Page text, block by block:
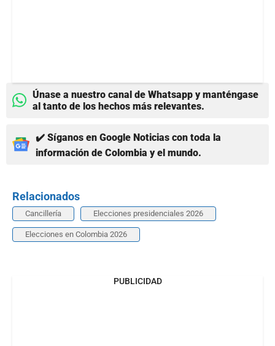
Únase a nuestro canal de Whatsapp y manténgase
al tanto de los hechos más relevantes.
✔️ Síganos en Google Noticias con toda la
información de Colombia y el mundo.
Relacionados
Cancillería Elecciones presidenciales 2026
Elecciones en Colombia 2026
PUBLICIDAD